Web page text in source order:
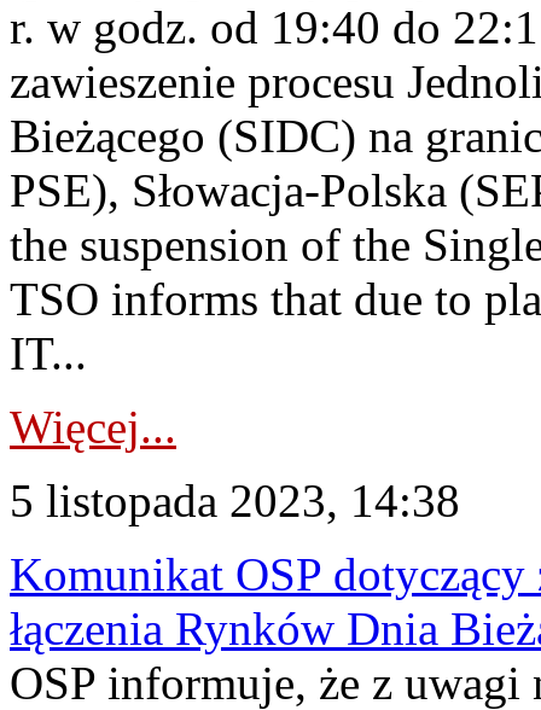
r. w godz. od 19:40 do
zawieszenie procesu
Bieżącego (SIDC) na
PSE), Słowacja-Polska
the suspension of the
TSO informs that due to
IT...
Więcej...
5 listopada 2023, 14:38
Komunikat OSP dotyczący
łączenia Rynków Dnia
OSP informuje, że z uwagi